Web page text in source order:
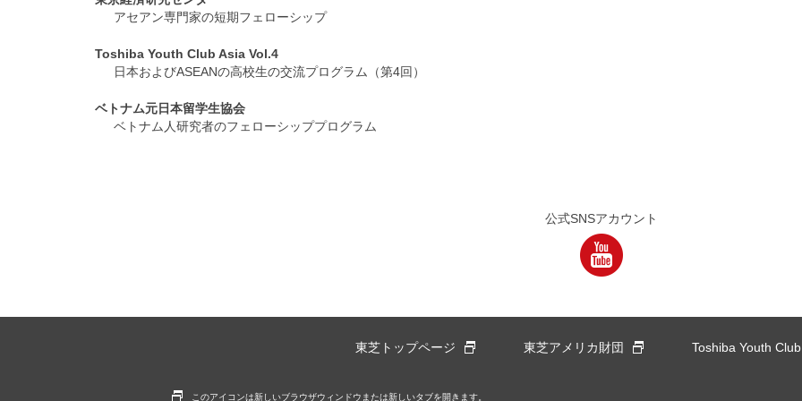
アセアン専門家の短期フェローシップ
Toshiba Youth Club Asia Vol.4
日本およびASEANの高校生の交流プログラム（第4回）
ベトナム元日本留学生協会
ベトナム人研究者のフェローシッププログラム
公式SNSアカウント
東芝トップページ 東芝アメリカ財団 Toshiba Youth
別窓
このアイコンは新しいブラウザウィンドウまたは新しいタブを開きます。